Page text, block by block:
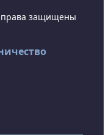
права защищены